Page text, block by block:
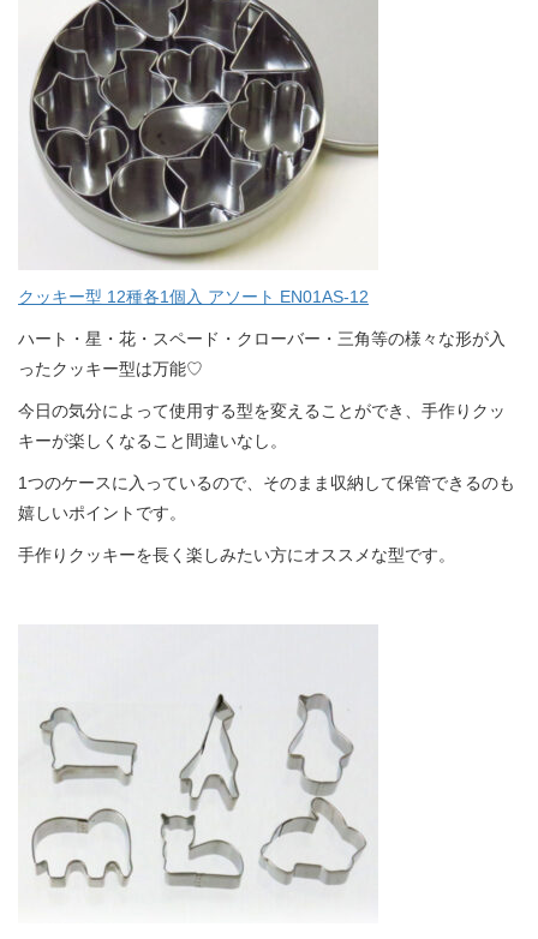
クッキー型 12種各1個入 アソート EN01AS-12
ハート・星・花・スペード・クローバー・三角等の様々な形が入
ったクッキー型は万能♡
今日の気分によって使用する型を変えることができ、手作りクッ
キーが楽しくなること間違いなし。
1つのケースに入っているので、そのまま収納して保管できるのも
嬉しいポイントです。
手作りクッキーを長く楽しみたい方にオススメな型です。